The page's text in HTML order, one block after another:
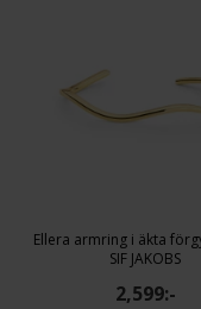
Ellera armring i äkta
SIF JAKOBS
2,599:-